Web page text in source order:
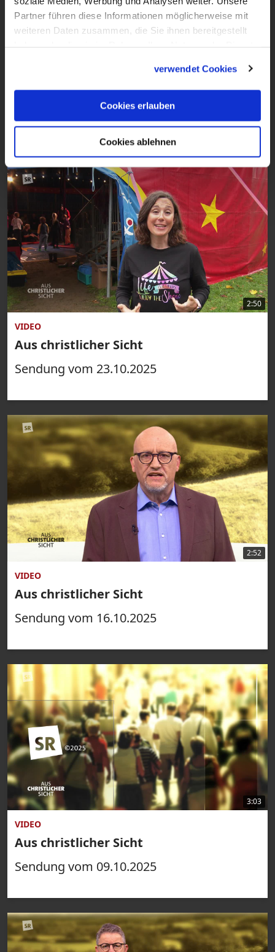
Partner führen diese Informationen möglicherweise mit
weiteren Daten zusammen, die Sie ihnen bereitgestellt
verwendet Cookies
Cookies erlauben
Cookies ablehnen
Aus christlicher Sicht
Sendung vom 06.11.2025
2:50
VIDEO
Aus christlicher Sicht
Sendung vom 23.10.2025
2:52
VIDEO
Aus christlicher Sicht
Sendung vom 16.10.2025
3:03
VIDEO
Aus christlicher Sicht
Sendung vom 09.10.2025